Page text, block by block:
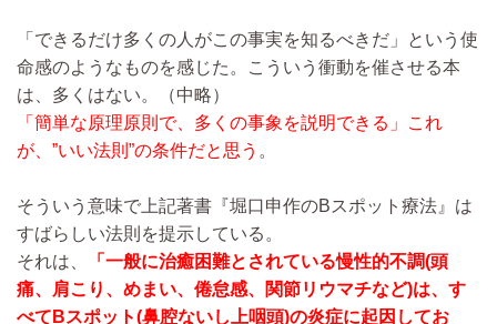
「できるだけ多くの人がこの事実を知るべきだ」という使
命感のようなものを感じた。こういう衝動を催させる本
は、多くはない。
（中略）
「簡単な原理原則で、多くの事象を説明できる」これ
が、”いい法則”の条件だと思う 。
そういう意味で上記著書『堀口申作のBスポット療法』は
すばらしい法則を提示している。
それは、
「一般に治癒困難とされている慢性的不調(頭
痛、肩こり、めまい、倦怠感、関節リウマチなど)は、す
べてBスポット(鼻腔ないし上咽頭)の炎症に起因してお